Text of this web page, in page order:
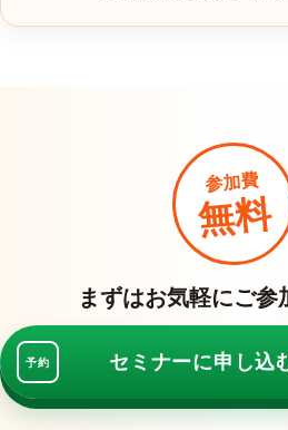
参加費
無料
まずはお気軽にご参
予約 セミナーに申し込